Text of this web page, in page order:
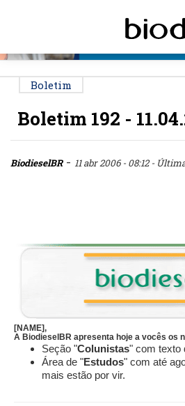
Boletim
Boletim 192 -
BiodieselBR- 11 abr 2006 - 08:12-
[NAME],
A BiodieselBR apresenta hoje a vocês os
Seção "Colunistas" com texto
Área de "Estudos" com até
mais estão por vir.